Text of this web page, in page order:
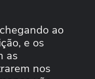
ao
e os
as
nos